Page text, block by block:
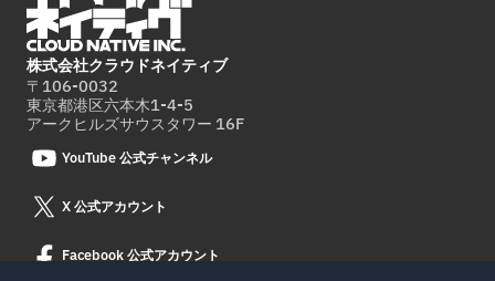
株式会社クラウドネイティブ
〒106-0032
東京都港区六本木1-4-5
アークヒルズサウスタワー 16F
YouTube 公式チャンネル
X 公式アカウント
Facebook 公式アカウント